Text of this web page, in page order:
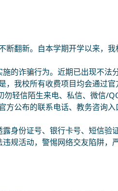
断翻新。自本学期开学以来，
的诈骗行为。近期已出现不法
，我校所有收费项目均会通过
勿轻信陌生来电、私信、微信/
方公布的联系电话、教务咨询
身份证号、银行卡号、短信验
规活动，警惕网络交友陷阱，